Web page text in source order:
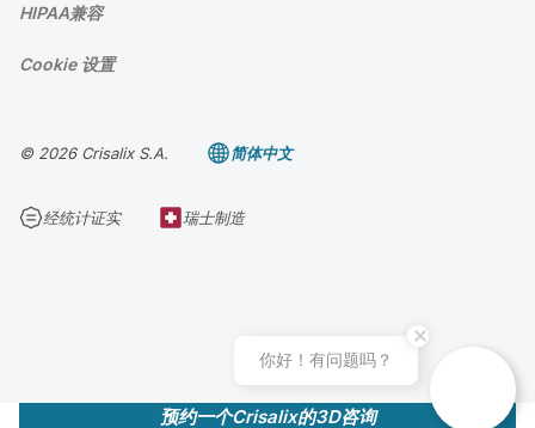
预约一个Crisalix的3D咨询
HIPAA兼容
Cookie 设置
© 2026 Crisalix S.A. 简体中文
经统计证实 瑞士制造
你好！有问题吗？